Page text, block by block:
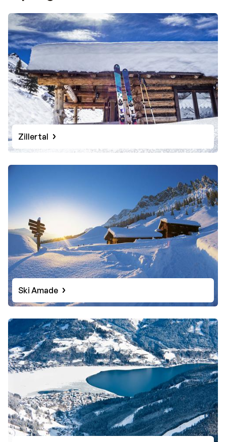
Einer der Hauptgründe, warum so viele Deutsche ihren
Skiurlaub in Österreich buchen, ist jedoch ein anderer:
die schneesicheren Skigebiete! Hier fühlen sich
abenteuerlustige Freerider genauso wohl wie Anfänger.
Echte Wintersportfans treffen in Arlberg bei St. Anton
und Lech auf anspruchsvolle Pisten, während Après-
Ski-Fans in Gerlos undMayrhofendie Nacht gerne zum
Tag machen. Mit kleinen Kindern ist das luxuriöse und
sehr kinderfreundliche Serfaus-Fiss-Ladiszu
empfehlen. Sie möchten mehr über Skifahren in
Österreich erfahren? Entdecken Sie die
Skigebiete in Österreich
Zillertal
Ski Amade